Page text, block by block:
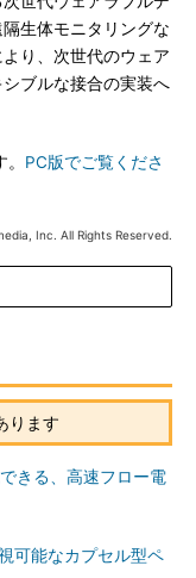
生体モニタリングな
り、次世代のウェア
ブルな接合の実装へ
PC版でご覧くださ
Inc. All Rights Reserved.
ります
きる、高速フロー電
可能なカプセル型ペ